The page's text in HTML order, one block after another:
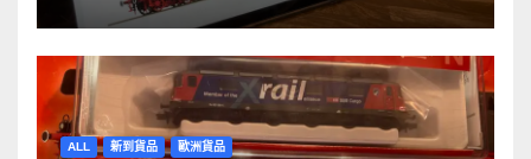
ALL 新到貨品 歐洲貨品